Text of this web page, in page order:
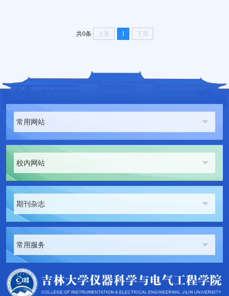
共0条 上页 1 下页
常用网站
校内网站
期刊杂志
常用服务